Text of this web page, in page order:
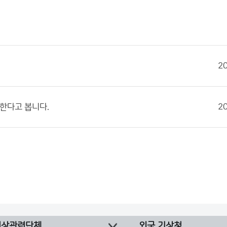
다고 봅니다.